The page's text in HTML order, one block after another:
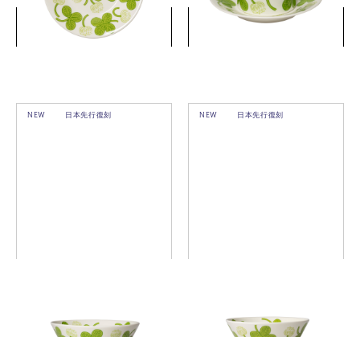
詳細を見る 詳細を見る
NEW 日本先行復刻
￥8,140 (税込)
NEW 日本先行復刻
￥6,380 (税込)